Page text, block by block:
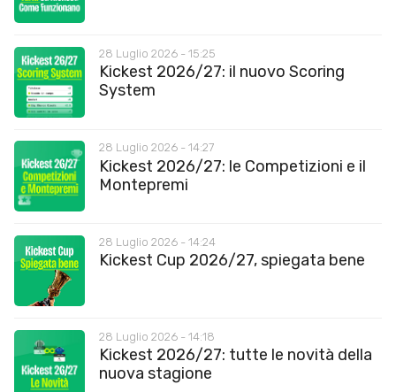
28 Luglio 2026 - 15:25
Kickest 2026/27: il nuovo Scoring
System
28 Luglio 2026 - 14:27
Kickest 2026/27: le Competizioni e il
Montepremi
28 Luglio 2026 - 14:24
Kickest Cup 2026/27, spiegata bene
28 Luglio 2026 - 14:18
Kickest 2026/27: tutte le novità della
nuova stagione